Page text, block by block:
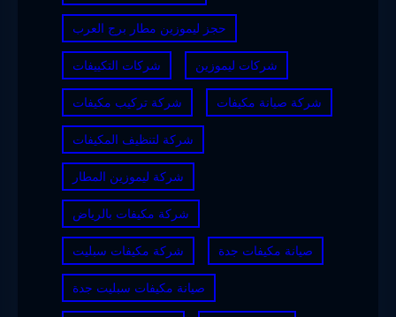
حجز ليموزين مطار برج العرب
شركات التكييفات شركات ليموزين
شركة تركيب مكيفات شركة صيانة مكيفات
شركة لتنظيف المكيفات
شركة ليموزين المطار
شركة مكيفات بالرياض
شركة مكيفات سبليت صيانة مكيفات جدة
صيانة مكيفات سبليت جدة